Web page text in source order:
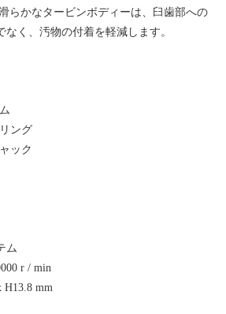
らかなタービンボディーは、臼歯部への
く、汚物の付着を軽減します。
ング
ック
ム
r / min
mm